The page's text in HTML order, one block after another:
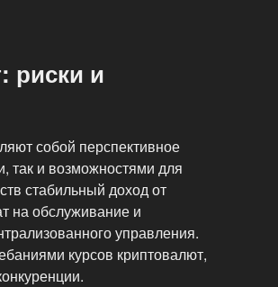
риски и
собой перспективное
так и возможностями для
стабильный доход от
на обслуживание и
управления.
курсов криптовалют,